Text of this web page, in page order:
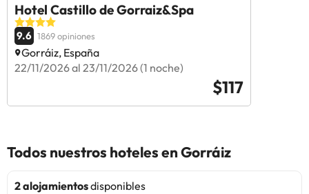
Hotel Castillo de Gorraiz&Spa
9.6 1869 opiniones
Gorráiz, España
22/11/2026 al 23/11/2026 (1 noche)
$117
Todos nuestros hoteles en Gorráiz
2 alojamientosdisponibles